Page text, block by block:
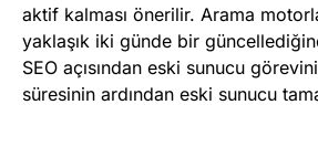
aktif kalması önerilir. Arama
yaklaşık iki günde bir
SEO açısından eski sunucu
süresinin ardından eski sunucu